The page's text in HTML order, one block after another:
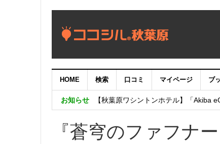
HOME 検索 口コミ マイページ ブ
お知らせ
【重要：9月5日（火）22時】ココシル
【秋葉原ワシントンホテル】「Akiba
『蒼穹のファフナ